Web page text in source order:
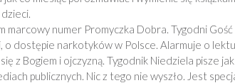
numer Promyczka Dobra. Tygodni
o dostępie narkotyków w Polsce. Alarmuje o
z Bogiem i ojczyzną. Tygodnik Niedziela pisze
publicznych. Nic z tego nie wyszło. Jest